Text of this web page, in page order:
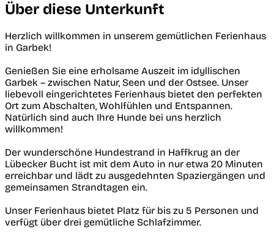
Über diese Unterkunft
Herzlich willkommen in unserem gemütlichen Ferienhaus
in Garbek!
Genießen Sie eine erholsame Auszeit im idyllischen
Garbek – zwischen Natur, Seen und der Ostsee. Unser
liebevoll eingerichtetes Ferienhaus bietet den perfekten
Ort zum Abschalten, Wohlfühlen und Entspannen.
Natürlich sind auch Ihre Hunde bei uns herzlich
willkommen!
Der wunderschöne Hundestrand in Haffkrug an der
Lübecker Bucht ist mit dem Auto in nur etwa 20 Minuten
erreichbar und lädt zu ausgedehnten Spaziergängen und
gemeinsamen Strandtagen ein.
Unser Ferienhaus bietet Platz für bis zu 5 Personen und
verfügt über drei gemütliche Schlafzimmer.